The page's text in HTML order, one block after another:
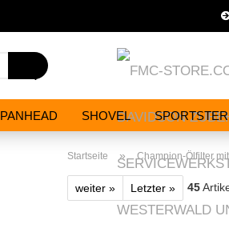
Suche...
PANHEAD SHOVEL SPORTSTER
Startseite » Champion-Ölfilter
weiter » Letzter » 45